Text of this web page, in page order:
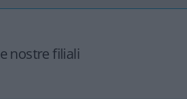
nostre filiali